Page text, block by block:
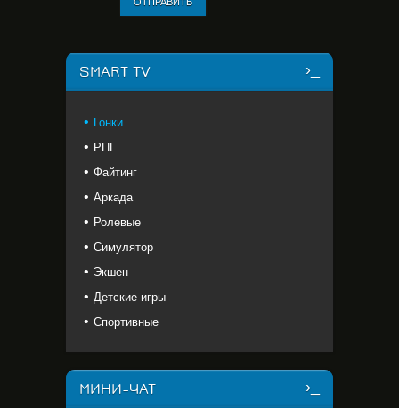
SMART TV
Гонки
РПГ
Файтинг
Аркада
Ролевые
Симулятор
Экшен
Детские игры
Спортивные
МИНИ-ЧАТ